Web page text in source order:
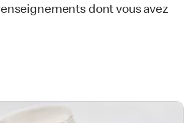
dont vous avez